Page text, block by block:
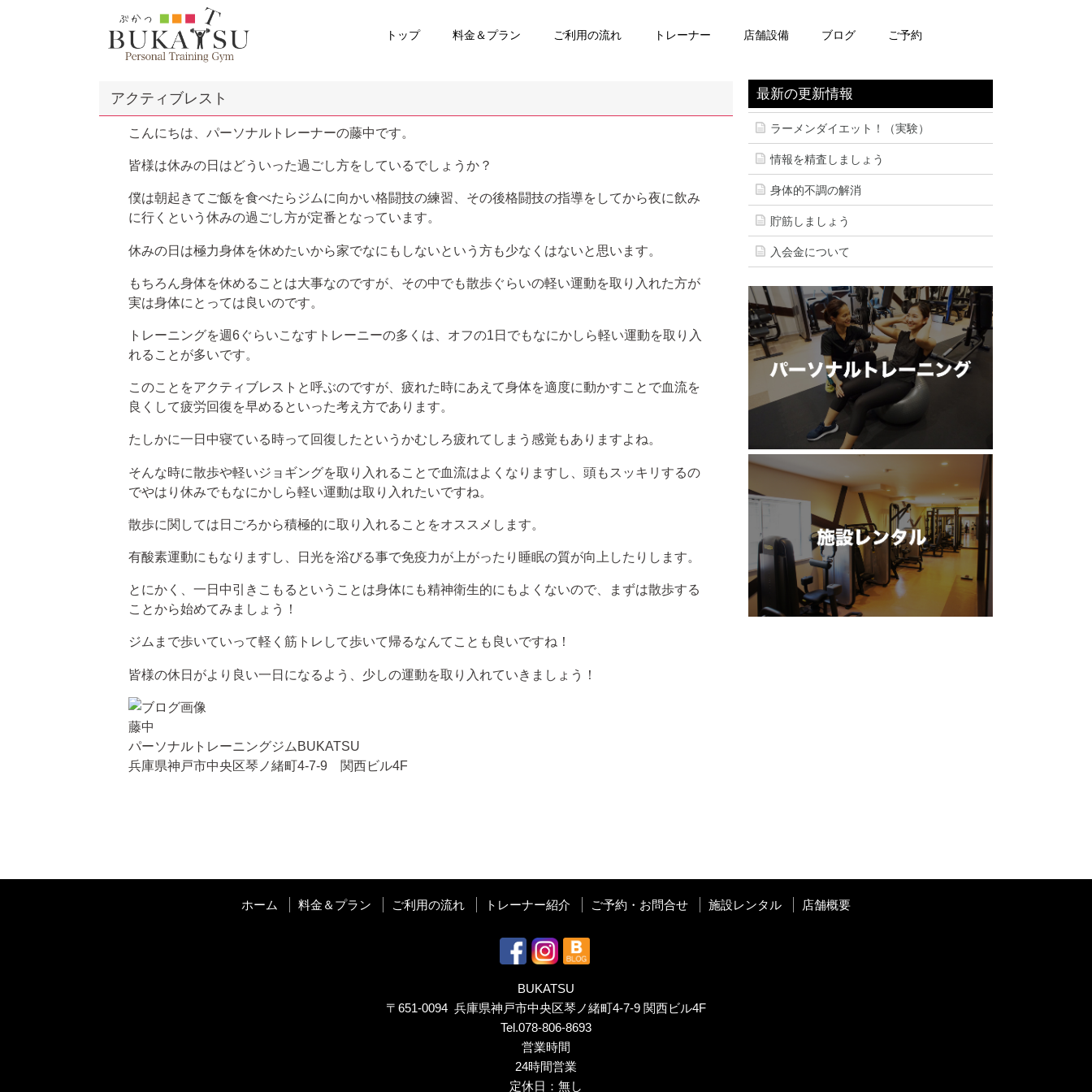
トップ 料金＆プラン ご利用の流れ トレーナー 店舗設備 ブログ ご予約
アクティブレスト
こんにちは、パーソナルトレーナーの藤中です。
皆様は休みの日はどういった過ごし方をしているでしょうか？
僕は朝起きてご飯を食べたらジムに向かい格闘技の練習、その後格闘技の指導をしてから夜に飲み
に行くという休みの過ごし方が定番となっています。
休みの日は極力身体を休めたいから家でなにもしないという方も少なくはないと思います。
もちろん身体を休めることは大事なのですが、その中でも散歩ぐらいの軽い運動を取り入れた方が
実は身体にとっては良いのです。
トレーニングを週6ぐらいこなすトレーニーの多くは、オフの1日でもなにかしら軽い運動を取り入
れることが多いです。
このことをアクティブレストと呼ぶのですが、疲れた時にあえて身体を適度に動かすことで血流を
良くして疲労回復を早めるといった考え方であります。
たしかに一日中寝ている時って回復したというかむしろ疲れてしまう感覚もありますよね。
そんな時に散歩や軽いジョギングを取り入れることで血流はよくなりますし、頭もスッキリするの
でやはり休みでもなにかしら軽い運動は取り入れたいですね。
散歩に関しては日ごろから積極的に取り入れることをオススメします。
有酸素運動にもなりますし、日光を浴びる事で免疫力が上がったり睡眠の質が向上したりします。
とにかく、一日中引きこもるということは身体にも精神衛生的にもよくないので、まずは散歩する
ことから始めてみましょう！
ジムまで歩いていって軽く筋トレして歩いて帰るなんてことも良いですね！
皆様の休日がより良い一日になるよう、少しの運動を取り入れていきましょう！
藤中
パーソナルトレーニングジムBUKATSU
兵庫県神戸市中央区琴ノ緒町4-7-9 関西ビル4F
最新の更新情報
ラーメンダイエット！（実験）
情報を精査しましょう
身体的不調の解消
貯筋しましょう
入会金について
ホーム 料金＆プラン ご利用の流れ トレーナー紹介 ご予約・お問合せ 施設レンタル 店舗概要
BUKATSU
〒651-0094 兵庫県神戸市中央区琴ノ緒町4-7-9 関西ビル4F
Tel.078-806-8693
営業時間
24時間営業
定休日：無し